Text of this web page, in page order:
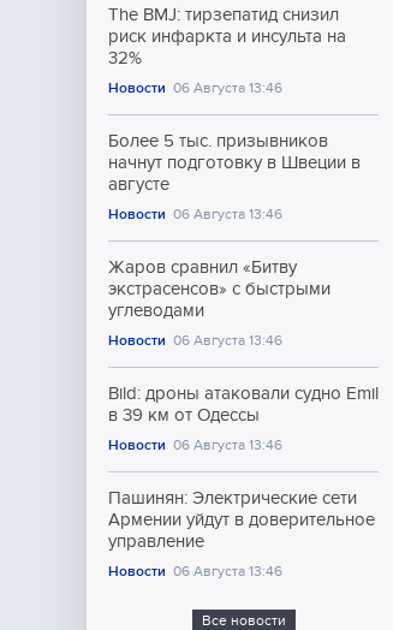
The BMJ: тирзепатид снизил
риск инфаркта и инсульта на
32%
Новости 06 Августа 13:46
Более 5 тыс. призывников
начнут подготовку в Швеции в
августе
Новости 06 Августа 13:46
Жаров сравнил «Битву
экстрасенсов» с быстрыми
углеводами
Новости 06 Августа 13:46
Bild: дроны атаковали судно Emil
в 39 км от Одессы
Новости 06 Августа 13:46
Пашинян: Электрические сети
Армении уйдут в доверительное
управление
Новости 06 Августа 13:46
Все новости